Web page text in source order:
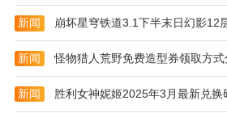
新闻 崩坏星穹铁道3.1下半末日幻影12
新闻 怪物猎人荒野免费造型券领取方式
新闻 胜利女神妮姬2025年3月最新兑换